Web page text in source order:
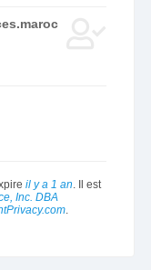
il y a 1 an. Il est
Inc. DBA
.